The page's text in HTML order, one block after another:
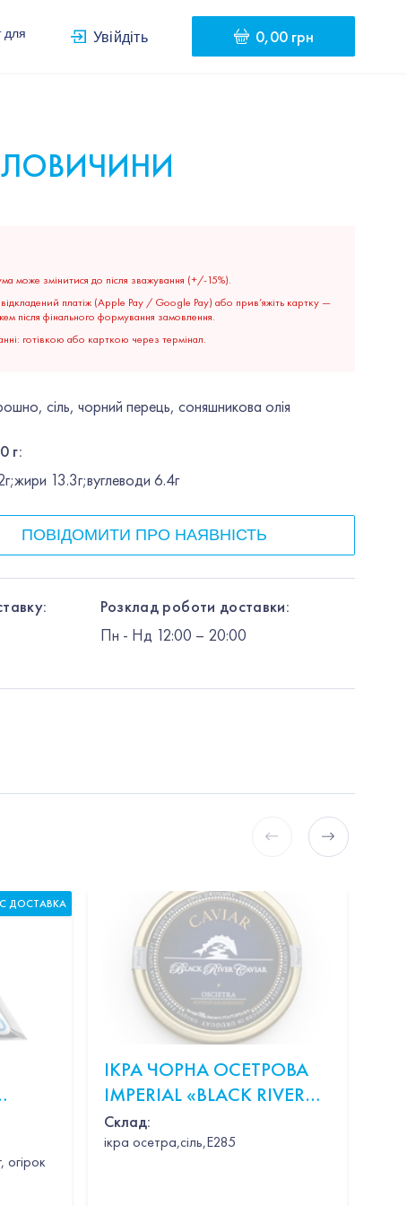
для Увійдіть 0,00 грн
може змінитися до після зважування (+/-15%).
платіж (Apple Pay / Google Pay) або прив’яжіть картку —
після фінального формування замовлення.
готівкою або карткою через термінал.
сіль, чорний перець, соняшникова олія
г:
13.3г;вуглеводи 6.4г
ПОВІДОМИТИ ПРО НАЯВНІСТЬ
Розклад роботи доставки:
Пн - Нд 12:00 – 20:00
огірок
ДОСТАВКА
ІКРА ЧОРНА ОСЕТРОВА
IMPERIAL «BLACK RIVER
CAVIAR OSCIETRA» 100Г
Склад:
ікра осетра,сіль,Е285